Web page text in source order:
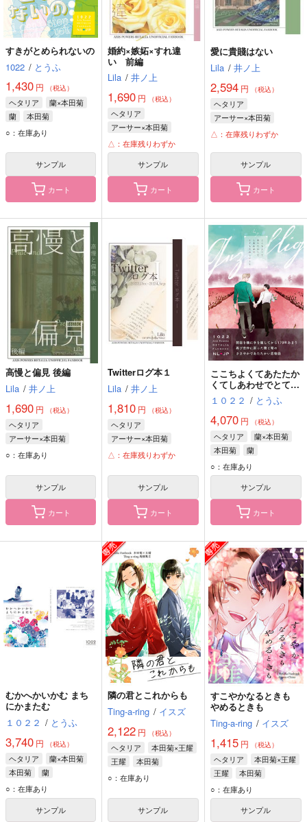
すきがとめられないの
1022 / とうふ
1,430 円 （税込）
ヘタリア
蘭×本田菊
蘭
本田菊
○：在庫あり
サンプル
カート
婚約×嫉妬×すれ違
い 前編
Lila / 井ノ上
1,690 円 （税込）
ヘタリア
アーサー×本田菊
アーサー・カークランド
本田菊
△：在庫残りわずか
サンプル
カート
愛に貴賤はない
Lila / 井ノ上
2,594円 （税込）
ヘタリア
アーサー×本田菊
アーサー・カークランド
△：在庫残りわずか
サンプル
カート
高慢と偏見 後編
Lila / 井ノ上
1,690 円 （税込）
ヘタリア
アーサー×本田菊
アーサー・カークランド
○：在庫あり
サンプル
カート
Twitterログ本１
Lila / 井ノ上
1,810 円 （税込）
ヘタリア
アーサー×本田菊
アーサー・カークランド
△：在庫残りわずか
サンプル
カート
ここちよくてあたたか
くてしあわせでとても
たのしいこと
１０２２ / とうふ
4,070円 （税込）
ヘタリア
蘭×本田菊
本田菊
蘭
○：在庫あり
サンプル
カート
むかへかいかむ まち
にかまたむ
１０２２ / とうふ
3,740 円 （税込）
ヘタリア
蘭×本田菊
本田菊
蘭
○：在庫あり
サンプル
隣の君とこれからも
Ting-a-ring / イスズ
2,122 円 （税込）
ヘタリア
本田菊×王耀
王耀
本田菊
○：在庫あり
サンプル
すこやかなるときも
やめるときも
Ting-a-ring / イスズ
1,415円 （税込）
ヘタリア
本田菊×王耀
王耀
本田菊
○：在庫あり
サンプル